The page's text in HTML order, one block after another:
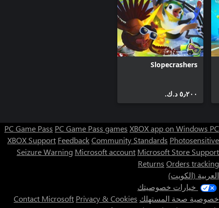
Slopecrashers
٥٫٢٠٠ د.ك.‏
PC Game Pass PC Game Pass games XBOX app on Windows PC
XBOX Support FeedbackCommunity Standards Photosensitive
Seizure Warning Microsoft account Microsoft Store Support
Returns Orders tracking
العربية (الكويت)
خيارات خصوصيتك
خصوصية صحة المستهلك
Contact Microsoft Privacy & Cookies